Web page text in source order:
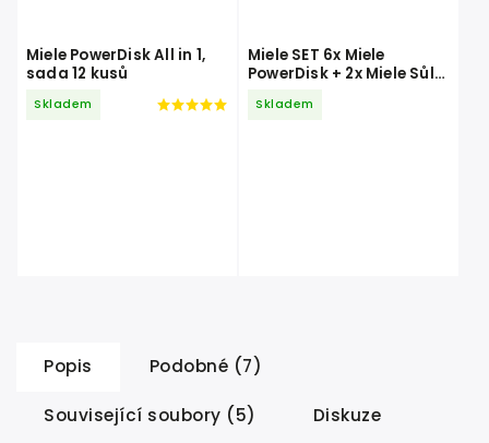
Miele PowerDisk All in 1,
sada 12 kusů
Skladem
Miele SET 6x Miele
PowerDisk + 2x Miele Sůl
Leštidlo do myčky 500 ml
Skladem
Popis Podobné (7)
Související soubory (5) Diskuze